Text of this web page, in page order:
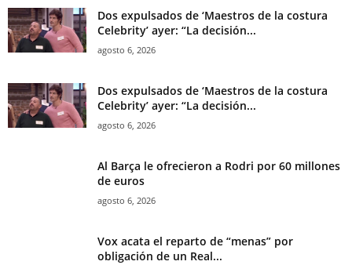
Dos expulsados de ‘Maestros de la costura
Celebrity’ ayer: “La decisión...
agosto 6, 2026
Dos expulsados de ‘Maestros de la costura
Celebrity’ ayer: “La decisión...
agosto 6, 2026
Al Barça le ofrecieron a Rodri por 60 millones
de euros
agosto 6, 2026
Vox acata el reparto de “menas” por
obligación de un Real...